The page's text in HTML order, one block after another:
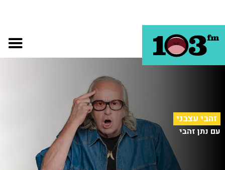
זהבי עצבני
עם נתן זהבי